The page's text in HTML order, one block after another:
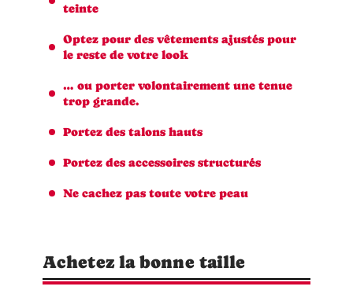
teinte
Optez pour des vêtements ajustés pour
le reste de votre look
… ou porter volontairement une tenue
trop grande.
Portez des talons hauts
Portez des accessoires structurés
Ne cachez pas toute votre peau
Achetez la bonne taille